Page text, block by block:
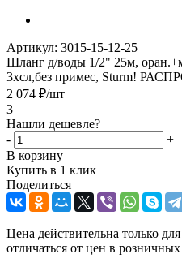
Артикул: 3015-15-12-25
Шланг д/воды 1/2" 25м,
3хсл,без примес, Sturm!
2 074 ₽/шт
3
Нашли дешевле?
-
+
В корзину
Купить в 1 клик
Поделиться
Цена действительна только
отличаться от цен в